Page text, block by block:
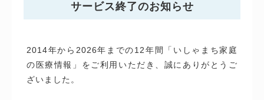
サービス終了のお知らせ
2014年から2026年までの12年間「いしゃまち家庭
の医療情報」をご利用いただき、誠にありがとうご
ざいました。